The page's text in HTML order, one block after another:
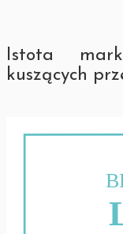
Istota
kuszących